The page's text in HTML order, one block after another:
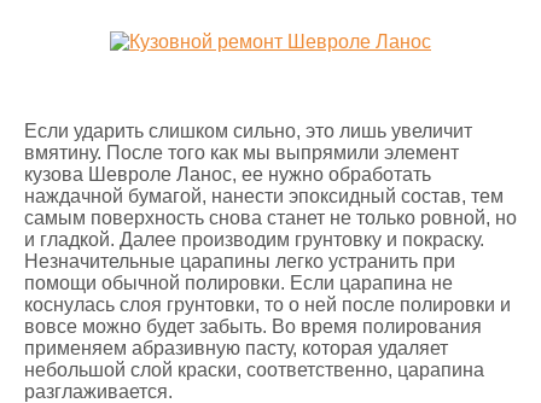
Если ударить слишком сильно, это лишь увеличит
вмятину. После того как мы выпрямили элемент
кузова Шевроле Ланос, ее нужно обработать
наждачной бумагой, нанести эпоксидный состав, тем
самым поверхность снова станет не только ровной, но
и гладкой. Далее производим грунтовку и покраску.
Незначительные царапины легко устранить при
помощи обычной полировки. Если царапина не
коснулась слоя грунтовки, то о ней после полировки и
вовсе можно будет забыть. Во время полирования
применяем абразивную пасту, которая удаляет
небольшой слой краски, соответственно, царапина
разглаживается.